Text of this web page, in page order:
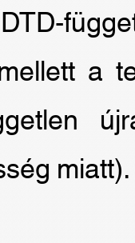
a
miatt).